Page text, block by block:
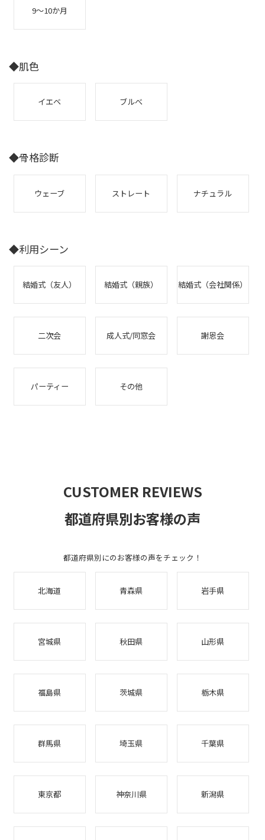
9～10か月
◆肌色
イエベ ブルべ
◆骨格診断
ウェーブ ストレート ナチュラル
◆利用シーン
結婚式（友人） 結婚式（親族） 結婚式（会社関係）
二次会 成人式/同窓会 謝恩会
パーティー その他
CUSTOMER REVIEWS
都道府県別お客様の声
都道府県別にのお客様の声をチェック！
北海道 青森県 岩手県
宮城県 秋田県 山形県
福島県 茨城県 栃木県
群馬県 埼玉県 千葉県
東京都 神奈川県 新潟県